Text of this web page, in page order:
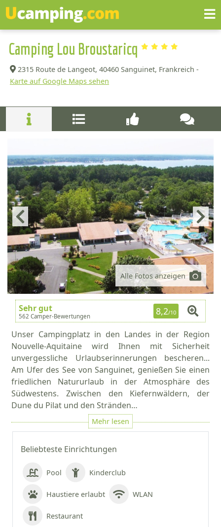
Camping Lou Broustaricq
2315 Route de Langeot, 40460 Sanguinet, Frankreich -
Karte auf Google Maps sehen
Beliebteste Einrichtungen
Pool Kinderclub
Haustiere erlaubt WLAN
Restaurant
Alle Fotos anzeigen
Sehr gut
562 Camper-Bewertungen 8,2/10
Unser Campingplatz in den Landes in der Region
Nouvelle-Aquitaine wird Ihnen mit Sicherheit
unvergessliche Urlaubserinnerungen bescheren...
Am Ufer des See von Sanguinet, genießen Sie einen
friedlichen Natururlaub in der Atmosphäre des
Südwestens. Zwischen den Kiefernwäldern, der
Dune du Pilat und den Stränden…